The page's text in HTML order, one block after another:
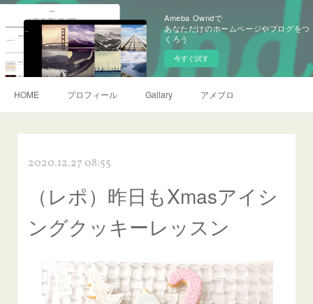
Ameba Owndで
あなただけのホームページやブログをつ
くろう
今すぐ試す
HOME プロフィール Gallary アメブロ
2020.12.27 08:55
（レポ）昨日もXmasアイシ
ングクッキーレッスン